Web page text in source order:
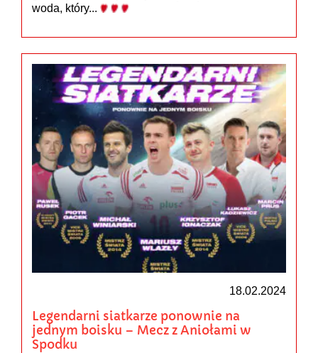
woda, który...
18.02.2024
Legendarni siatkarze ponownie na
jednym boisku – Mecz z Aniołami w
Spodku